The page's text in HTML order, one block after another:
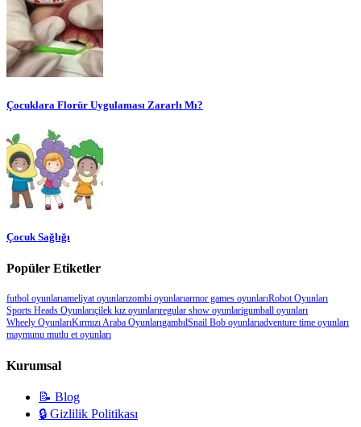
Çocuklara Florür Uygulaması Zararlı Mı?
Çocuk Sağlığı
Popüler Etiketler
futbol oyunlarıameliyat oyunlarızombi oyunlarıarmor games oyunlarıRobot Oyunları
Sports Heads Oyunlarıçilek kız oyunlarıregular show oyunlarigumball oyunları
Wheely OyunlarıKırmızı Araba OyunlarıgambılSnail Bob oyunlarıadventure time oyunları
maymunu mutlu et oyunları
Kurumsal
📝 Blog
🔒 Gizlilik Politikası